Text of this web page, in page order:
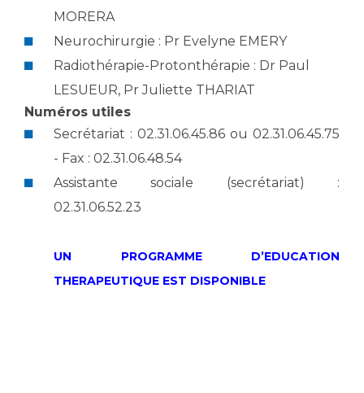
Sécurité
Les recherches en santé à l’AP-HM
Lieu de santé sans tabac
MORERA
Neurochirurgie : Pr Evelyne EMERY
Radiothérapie-Protonthérapie : Dr Paul
LESUEUR, Pr Juliette THARIAT
Numéros utiles
Secrétariat : 02.31.06.45.86 ou 02.31.06.45.75
- Fax : 02.31.06.48.54
Assistante sociale (secrétariat) :
02.31.06.52.23
UN PROGRAMME D’EDUCATION
THERAPEUTIQUE EST DISPONIBLE